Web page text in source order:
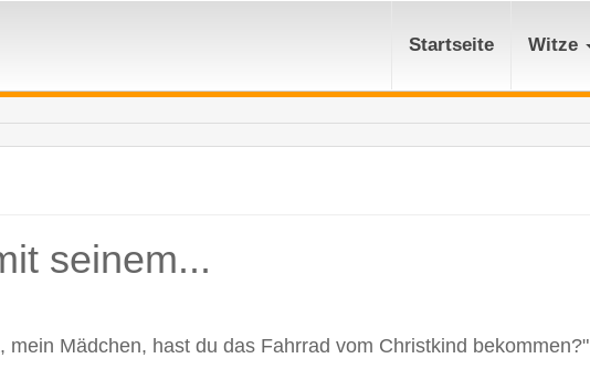
Startseite Witze
seinem...
Mädchen, hast du das Fahrrad vom Christkind bekommen?"